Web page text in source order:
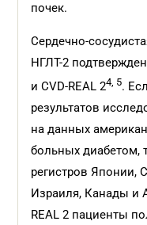
почек.
Сердечно-
НГЛТ-2
и CVD-REAL 24, 5.
результатов
на данных
больных диабетом,
регистров Японии,
Израиля, Канады и
REAL 2 пациенты